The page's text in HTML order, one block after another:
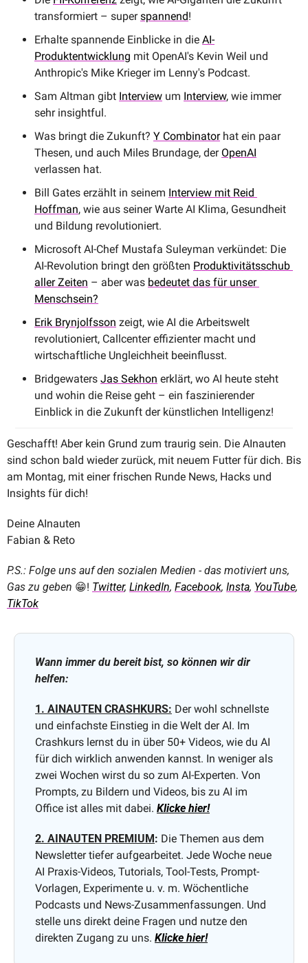
transformiert – super spannend!
Erhalte spannende Einblicke in die AI-
Produktentwicklung mit OpenAI's Kevin Weil und
Anthropic's Mike Krieger im Lenny's Podcast.
Sam Altman gibt Interview um Interview, wie immer
sehr insightful.
Was bringt die Zukunft? Y Combinator hat ein paar
Thesen, und auch Miles Brundage, der OpenAI
verlassen hat.
Bill Gates erzählt in seinem Interview mit Reid
Hoffman, wie aus seiner Warte AI Klima, Gesundheit
und Bildung revolutioniert.
Microsoft AI-Chef Mustafa Suleyman verkündet: Die
AI-Revolution bringt den größten Produktivitätsschub
aller Zeiten – aber was bedeutet das für unser
Menschsein?
Erik Brynjolfsson zeigt, wie AI die Arbeitswelt
revolutioniert, Callcenter effizienter macht und
wirtschaftliche Ungleichheit beeinflusst.
Bridgewaters Jas Sekhon erklärt, wo AI heute steht
und wohin die Reise geht – ein faszinierender
Einblick in die Zukunft der künstlichen Intelligenz!
Geschafft! Aber kein Grund zum traurig sein. Die AInauten
sind schon bald wieder zurück, mit neuem Futter für dich. Bis
am Montag, mit einer frischen Runde News, Hacks und
Insights für dich!
Deine AInauten
Fabian & Reto
P.S.: Folge uns auf den sozialen Medien - das motiviert uns,
Gas zu geben 😁! Twitter, LinkedIn, Facebook, Insta, YouTube
TikTok
Wann immer du bereit bist, so können wir dir
helfen:
1. AINAUTEN CRASHKURS: Der wohl schnellste
und einfachste Einstieg in die Welt der AI. Im
Crashkurs lernst du in über 50+ Videos, wie du AI
für dich wirklich anwenden kannst. In weniger als
zwei Wochen wirst du so zum AI-Experten. Von
Prompts, zu Bildern und Videos, bis zu AI im
Office ist alles mit dabei. Klicke hier!
2. AINAUTEN PREMIUM : Die Themen aus dem
Newsletter tiefer aufgearbeitet. Jede Woche neue
AI Praxis-Videos, Tutorials, Tool-Tests, Prompt-
Vorlagen, Experimente u. v. m. Wöchentliche
Podcasts und News-Zusammenfassungen. Und
stelle uns direkt deine Fragen und nutze den
direkten Zugang zu uns. Klicke hier!